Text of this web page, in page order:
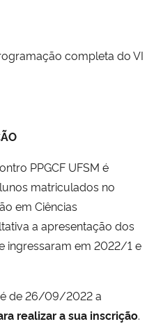
completa do VI
PPGCF UFSM é
matriculados no
em Ciências
a apresentação dos
ingressaram em 2022/1 e
é de 26/09/2022 a
realizar a sua inscrição.